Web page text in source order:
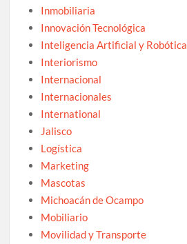
Inmobiliaria
Innovación Tecnológica
Inteligencia Artificial y Robótica
Interiorismo
Internacional
Internacionales
International
Jalisco
Logística
Marketing
Mascotas
Michoacán de Ocampo
Mobiliario
Movilidad y Transporte